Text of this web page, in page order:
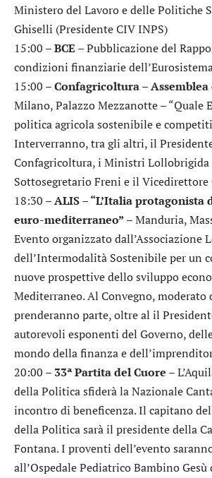
Ministero del Lavoro e delle Politiche
Ghiselli (Presidente CIV INPS)
15:00 –BCE – Pubblicazione del
condizioni finanziarie
15:00 –Confagricoltura – Assemblea
Milano, Palazzo Mezzanotte – “Quale
politica agricola sostenibile e
Interverranno, tra gli altri, il
Confagricoltura, i Ministri Lollobrigida
Sottosegretario Freni e il Vicedirettore
18:30 –ALIS – “L’Italia protagonista
euro-mediterraneo” – Manduria,
Evento organizzato dall’Associazione
dell’Intermodalità Sostenibile per un
nuove prospettive dello sviluppo
Mediterraneo. Al Convegno, moderato
prenderanno parte, oltre al il
autorevoli esponenti del Governo,
mondo della finanza e
20:00 – 33ª Partita del Cuore –
della Politica sfiderà la Nazionale
incontro di beneficenza. Il capitano
della Politica sarà il presidente della
Fontana. I proventi dell’evento
all’Ospedale Pediatrico Bambino Gesù